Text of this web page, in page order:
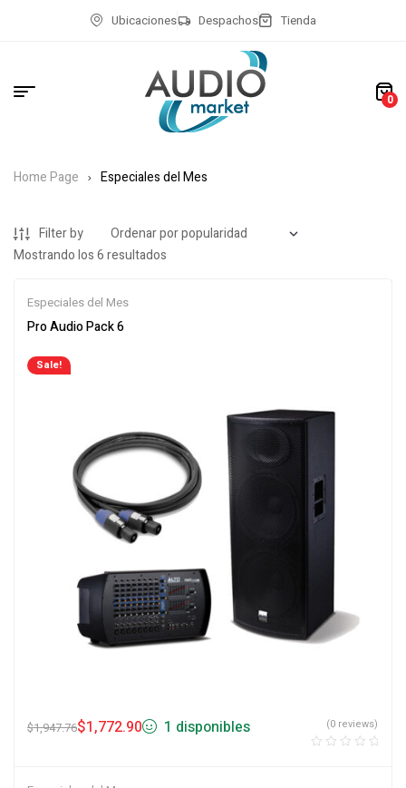
Ubicaciones Despachos Tienda
0
Home Page Especiales del Mes
Filter by
Mostrando los 6 resultados
Especiales del Mes
Pro Audio Pack 6
Sale!
$1,947.76$1,772.90 1 disponibles (0 reviews)